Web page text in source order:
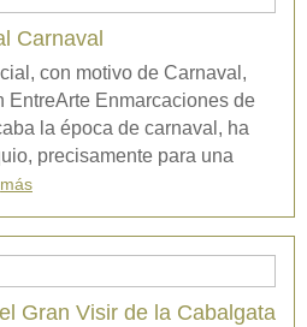
Carnaval
con motivo de Carnaval,
EntreArte Enmarcaciones de
la época de carnaval, ha
precisamente para una
más
Gran Visir de la Cabalgata